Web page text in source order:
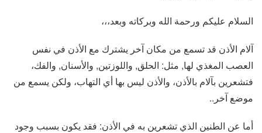
السلام عليكم ورحمة الله وبركاته وبعد،،،
آلام الأذن قد تسمع من مكان آخر يشترك مع الأذن في نفس
العصب المغذي لها, مثل: الحلق, واللوزتين, والأسنان, والفك،
فتشعرين بآلام بالأذن، والأذن ليس بها أي التهاب، ولكن يسمع من
موضع آخر..
أما عن الطنين الذي تشعرين به في الأذن: فقد يكون بسبب وجود